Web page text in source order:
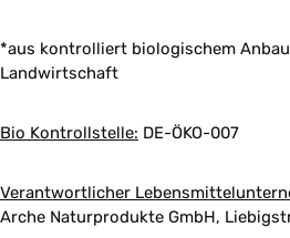
*aus kontrolliert biologischem
Landwirtschaft
Bio Kontrollstelle: DE-ÖKO-007
Verantwortlicher
Arche Naturprodukte GmbH,